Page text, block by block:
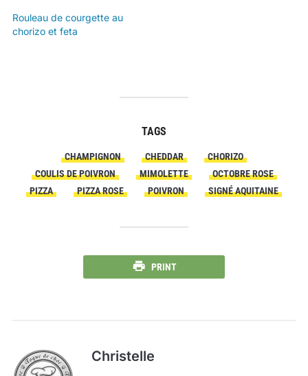
Rouleau de courgette au
chorizo et feta
TAGS
CHAMPIGNON CHEDDAR
CHORIZO
COULIS DE POIVRON
MIMOLETTE
OCTOBRE ROSE
PIZZA
PIZZA ROSE POIVRON SIGNÉ AQUITAINE
PRINT
Christelle